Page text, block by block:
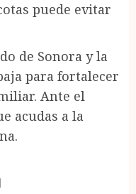
puede evitar
de Sonora y la
para fortalecer
Ante el
acudas a la